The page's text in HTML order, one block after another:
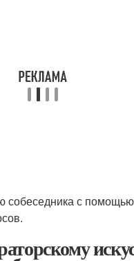
собеседника с помощью